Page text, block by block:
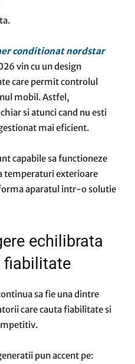
conditionat nordstar
vin cu un design
care permit controlul
mobil. Astfel,
si atunci cand nu esti
mai eficient.
capabile sa functioneze
temperaturi exterioare
aparatul intr-o solutie
echilibrata
fiabilitate
sa fie una dintre
care cauta fiabilitate si
pun accent pe: